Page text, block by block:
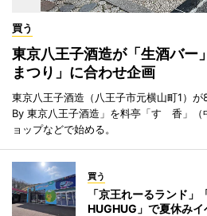
買う
東京八王子酒造が「生酒バ
まつり」に合わせ企画
東京八王子酒造（八王子市元横山町1）
By 東京八王子酒造」を料亭「すゞ香」
ョップなどで始める。
買う
「京王れーるランド」
HUGHUG」で夏休みイ